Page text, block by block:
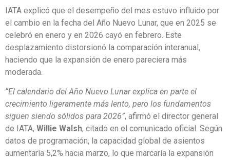
IATA explicó que el desempeño del mes estuvo influido por
el cambio en la fecha del Año Nuevo Lunar, que en 2025 se
celebró en enero y en 2026 cayó en febrero. Este
desplazamiento distorsionó la comparación interanual,
haciendo que la expansión de enero pareciera más
moderada.
“El calendario del Año Nuevo Lunar explica en parte el
crecimiento ligeramente más lento, pero los fundamentos
siguen siendo sólidos para 2026”, afirmó el director general
de IATA, Willie Walsh, citado en el comunicado oficial. Según
datos de programación, la capacidad global de asientos
aumentaría 5,2% hacia marzo, lo que marcaría la expansión